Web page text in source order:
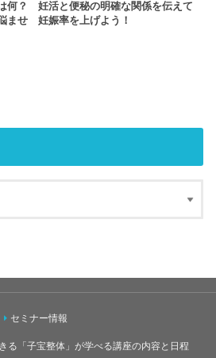
何？
ませ
妊活と便秘の明確な関係を伝えて
妊娠率を上げよう！
セミナー情報
る「子宝整体」が学べる講座の内容と日程